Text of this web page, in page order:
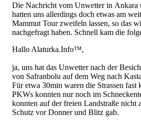
Die Nachricht vom Unwetter in Ankara
hatten uns allerdings doch etwas am
Mammut Tour zweifeln lassen, so das
nachgefragt haben. Schnell kam die
Hallo Alaturka.Info™,
ja, uns hat das Unwetter nach der
von Safranbolu auf dem Weg nach
Für etwa 30min waren die Strassen fast
PKWs konnten nur noch im
konnten auf der freien Landstraße nicht
Schutz vor Donner und Blitz gab.